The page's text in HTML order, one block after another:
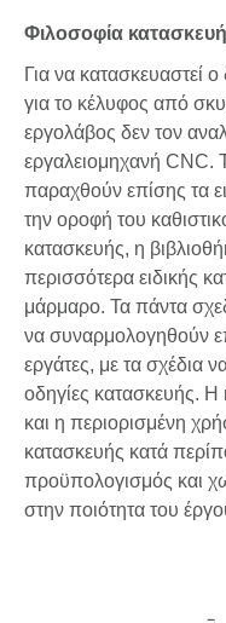
Φιλοσοφία
Για να κατασκευαστεί
για το κέλυφος από
εργολάβος δεν τον
εργαλειομηχανή CNC.
παραχθούν επίσης τα
την οροφή του
κατασκευής, η
περισσότερα ειδικής
μάρμαρο. Τα πάντα
να συναρμολογηθούν
εργάτες, με τα σχέδια
οδηγίες κατασκευής.
και η περιορισμένη
κατασκευής κατά
προϋπολογισμός και
στην ποιότητα του